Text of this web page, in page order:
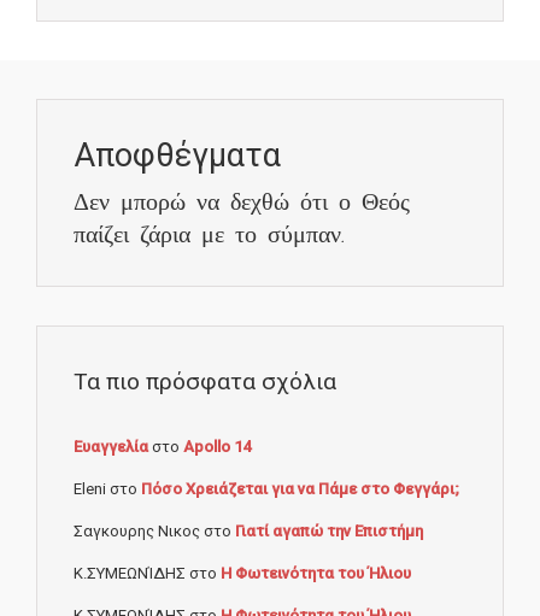
Αποφθέγματα
Δεν μπορώ να δεχθώ ότι ο Θεός
παίζει ζάρια με το σύμπαν.
Τα πιο πρόσφατα σχόλια
Ευαγγελίαστο Apollo 14
Eleni στο Πόσο Χρειάζεται για να Πάμε στο Φεγγάρι;
Σαγκουρης Νικος στο Γιατί αγαπώ την Επιστήμη
Κ.ΣΥΜΕΩΝΊΔΗΣ στο Η Φωτεινότητα του Ήλιου